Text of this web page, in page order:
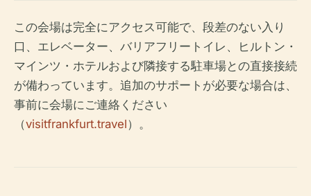
この会場は完全にアクセス可能で、段差のない入り
口、エレベーター、バリアフリートイレ、ヒルトン・
マインツ・ホテルおよび隣接する駐車場との直接接続
が備わっています。追加のサポートが必要な場合は、
事前に会場にご連絡ください
（visitfrankfurt.travel）。